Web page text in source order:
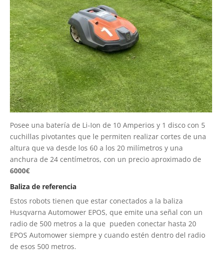
Posee una batería de Li-Ion de 10 Amperios y 1 disco con 5
cuchillas pivotantes que le permiten realizar cortes de una
altura que va desde los 60 a los 20 milímetros y una
anchura de 24 centímetros, con un precio aproximado de
6000€
Baliza de referencia
Estos robots tienen que estar conectados a la baliza
Husqvarna Automower EPOS, que emite una señal con un
radio de 500 metros a la que pueden conectar hasta 20
EPOS Automower siempre y cuando estén dentro del radio
de esos 500 metros.